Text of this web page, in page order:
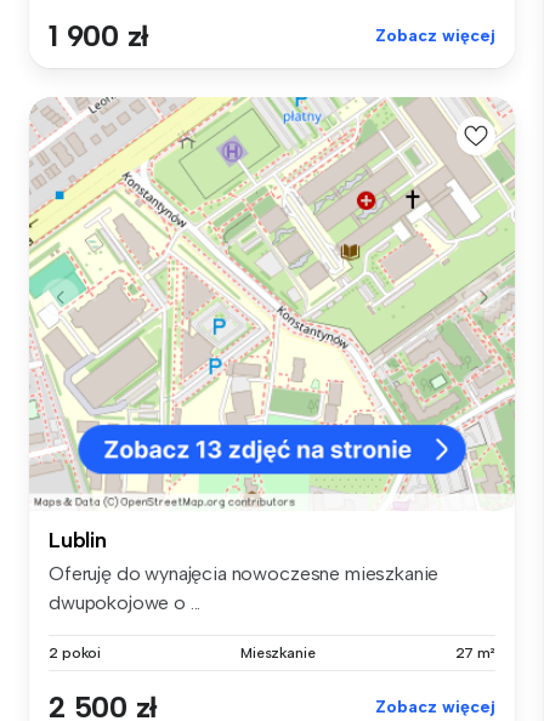
1 900 zł Zobacz więcej
Lublin
Oferuję do wynajęcia nowoczesne mieszkanie
dwupokojowe o ...
2 pokoi Mieszkanie 27 m²
2 500 zł Zobacz więcej